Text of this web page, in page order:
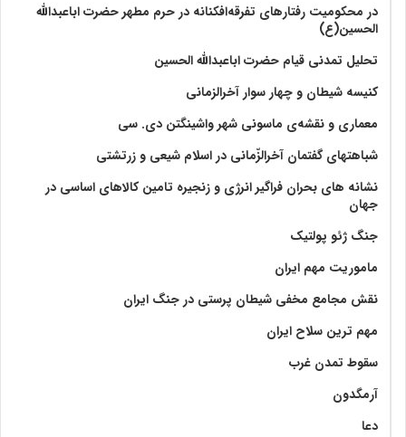
در محکومیت رفتارهای تفرقه‌افکنانه در حرم مطهر حضرت اباعبدالله
الحسین(ع)
تحلیل تمدنی قیام حضرت اباعبدالله الحسین
کنیسه شیطان و چهار سوار آخرالزمانی
معماری و نقشه‌ی ماسونی شهر واشينگتن دی. سی
شباهتهای گفتمان آخر‌الزّمانی در اسلام شیعی و زرتشتی
نشانه های بحران فراگیر انرژی و زنجیره تامین کالاهای اساسی در
جهان
جنگ ژئو پولتیک
ماموریت مهم ایران
نقش مجامع مخفی شیطان پرستی در جنگ ایران
مهم ترین سلاح ایران
سقوط تمدن غرب
آرمگدون
دعا